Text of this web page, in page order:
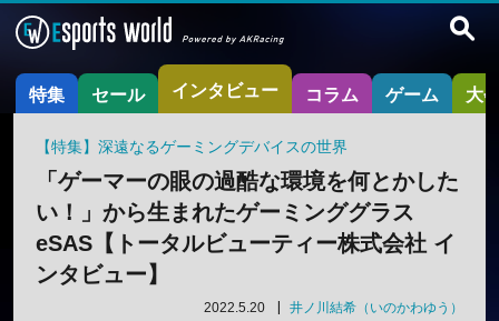
特集 セール インタビュー コラム ゲーム 大
【特集】深遠なるゲーミングデバイスの世界
「ゲーマーの眼の過酷な環境を何とかした
い！」から生まれたゲーミンググラス
eSAS【トータルビューティー株式会社 イ
ンタビュー】
2022.5.20 井ノ川結希（いのかわゆう）